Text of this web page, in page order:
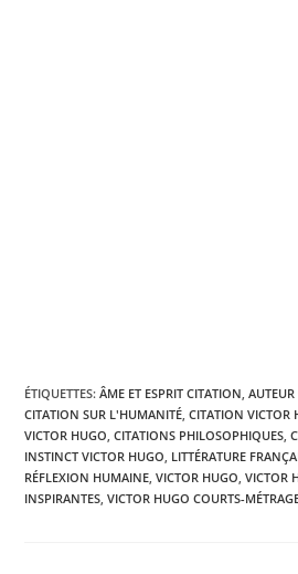
ÉTIQUETTES:ÂME ET ESPRIT CITATION,
CITATION SUR L'HUMANITÉ, CITATION VICTOR
VICTOR HUGO, CITATIONS PHILOSOPHIQUES,
INSTINCT VICTOR HUGO, LITTÉRATURE
RÉFLEXION HUMAINE, VICTOR HUGO, VICTOR
INSPIRANTES, VICTOR HUGO COURTS-